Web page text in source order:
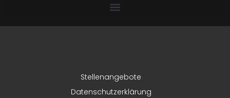
Stellenangebote
Datenschutzerklärung